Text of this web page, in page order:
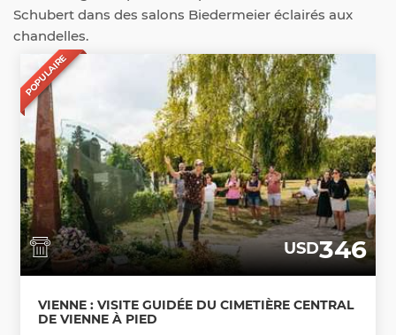
Schubert dans des salons Biedermeier éclairés aux
chandelles.
POPULAIRE
USD346
VIENNE : VISITE GUIDÉE DU CIMETIÈRE CENTRAL
DE VIENNE À PIED